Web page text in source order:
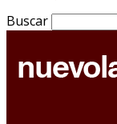
Buscar